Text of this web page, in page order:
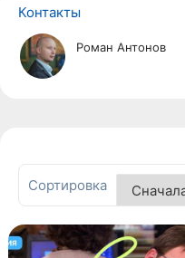
Сортировка
Контакты
Роман Антонов